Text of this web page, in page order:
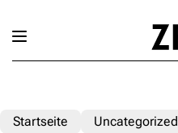
Startseite Uncategorized